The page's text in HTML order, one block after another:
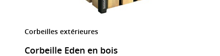
Corbeilles extérieures
Corbeille Eden en bois